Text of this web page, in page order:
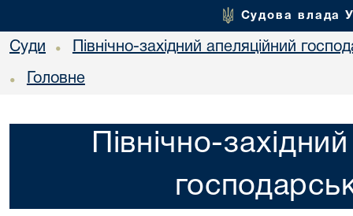
Судова влада
Суди • Північно-західний апеляційний
• Головне
Північно-